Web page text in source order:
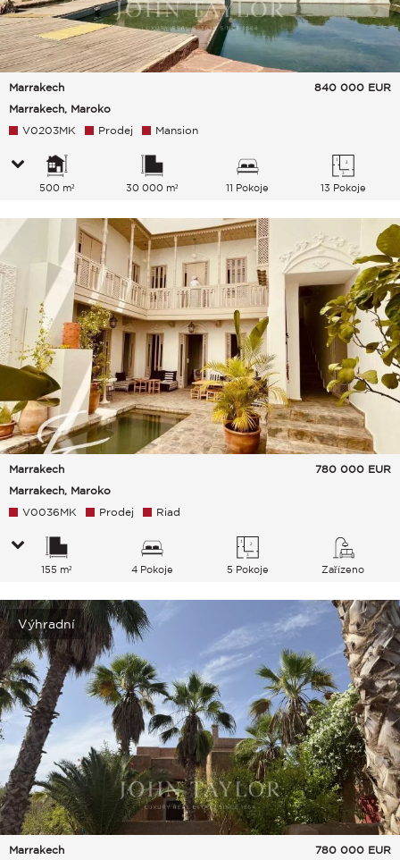
Marrakech
Marrakech, Maroko
840 000 EUR
V0203MK Prodej Mansion
500 m² 30 000 m² 11 Pokoje 13 Pokoje
Marrakech
Marrakech, Maroko
780 000 EUR
V0036MK Prodej Riad
155 m² 4 Pokoje 5 Pokoje Zařízeno
Výhradní
Marrakech 780 000 EUR